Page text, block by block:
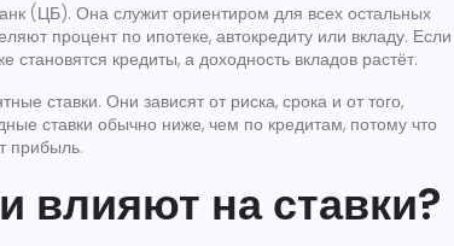
(ЦБ). Она служит ориентиром для всех остальных
процент по ипотеке, автокредиту или вкладу. Если
кредиты, а доходность вкладов растёт.
ставки. Они зависят от риска, срока и от того,
ставки обычно ниже, чем по кредитам, потому что
прибыль.
влияют на ставки?